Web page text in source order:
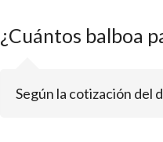
¿Cuántos balboa
Según la cotización del